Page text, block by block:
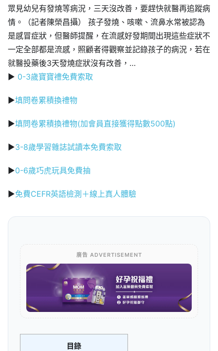
眾見幼兒有發燒等病況，三天沒改善，要趕快就醫再追蹤病
情。（記者陳榮昌攝） 孩子發燒、咳嗽、流鼻水常被認為
是感冒症狀，但醫師提醒，在流感好發期間出現這些症狀不
一定全部都是流感，照顧者得觀察並記錄孩子的病況，若在
就醫投藥後3天發燒症狀沒有改善，…
▶ 0-3歲寶寶禮免費索取
▶填問卷累積換禮物
▶填問卷累積換禮物(加會員直接獲得點數500點)
▶3-8歲學習雜誌試讀本免費索取
▶0-6歲巧虎玩具免費抽
▶免費CEFR英語檢測＋線上真人體驗
廣告 ADVERTISEMENT
目錄